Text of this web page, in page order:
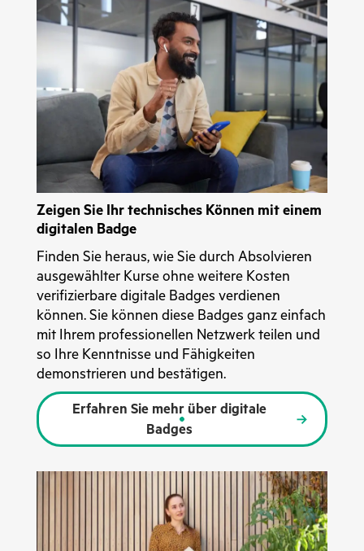
Zeigen Sie Ihr technisches Können mit einem
digitalen Badge
Finden Sie heraus, wie Sie durch Absolvieren
ausgewählter Kurse ohne weitere Kosten
verifizierbare digitale Badges verdienen
können. Sie können diese Badges ganz einfach
mit Ihrem professionellen Netzwerk teilen und
so Ihre Kenntnisse und Fähigkeiten
demonstrieren und bestätigen.
Erfahren Sie mehr über digitale
Badges